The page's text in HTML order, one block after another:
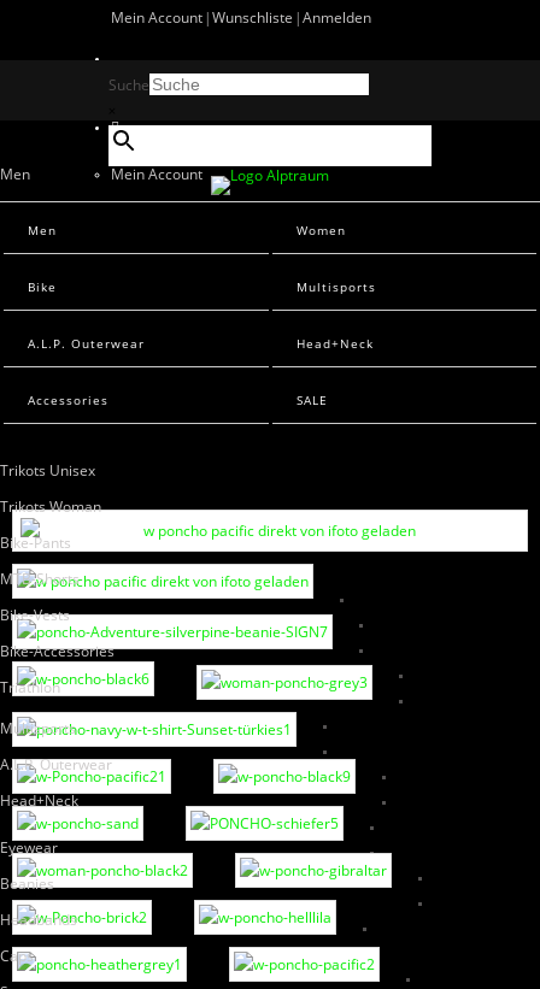
Mein Account Wunschliste Anmelden
Men
Men Sweats
Men T-Shirts
Women
Women Sweats
Bike
Trikots Unisex
Trikots Woman
Bike-Pants
MTB-Shorts
Bike-Vests
Bike-Accessories
Triathlon
Multisports
A.L.P. Outerwear
Head+Neck
Eyewear
Beanies
Headbands
Caps
Mein Account
Suche
Men Women
Bike Multisports
A.L.P. Outerwear Head+Neck
Accessories SALE